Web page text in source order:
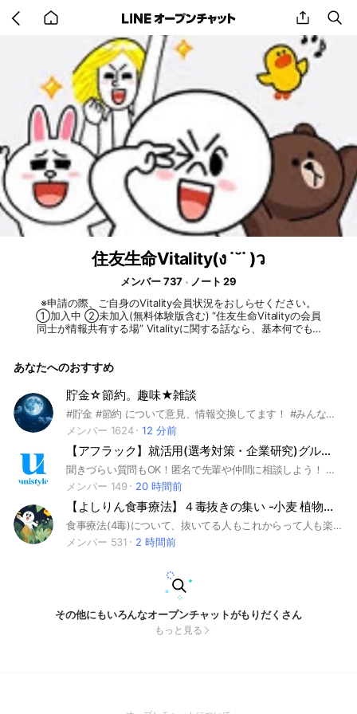
back
home
share
住友生命Vitality(ง ˙˘˙ )ว
メンバー 737
ノート 29
※申請の際、ご自身のVitality会員状況をおしらせください。
①加入中 ②未加入(無料体験版含む) “住友生命Vitalityの会員
同士が情報共有する場” Vitalityに関する話なら、基本何でもO
リがどういう状態でどんなことで困っているのか』等なるべく
なってしまいます(笑)
あなたへのおすすめ
貯金☆節約。趣味★雑談
#貯金 #節約 について意見、情報交換してます！ #みんなで楽しく盛り上がりましょう！！
メンバー 1624
12 分前
【アフラック】就活用(選考対策・企業研究)グループ
聞きづらい質問もOK！匿名で先輩や仲間に相談しよう！ 就活サイトunistyleが運営するアフラックの就活情報(選考対策/企業研究)共有グループです。 #就活 #アフラック #保険業界 #インターンシップ #本選考 #unistyle #ユニスタイル #面接 #採用 #内定 #ES #エントリーシート #自己分析 #業界研究 #企業研究 #自己PR #ガクチカ #学生時代頑張ったこと #志何望動機 #webテスト #ウェブテスト #GD #グループディスカッション #グルディス #OB訪問 #企業選び #就活対策 #就活準備 #大手企業 #日系企業 ▼unistyleが運営する保険のオプチャグループ▼ 日本生命 / 第一生命 / 明治安田生命 / 住友生命 / ソニー生命保険 / 東京海上日動あんしん生命保険 / かんぽ生命保険 / アフラック / オリックス生命保険 / 富国生命保険 / プルデンシャル生命保険 / 太陽生命保険 / 朝日生命 / 大樹生命 / 東京海上日動火災保険 / 三井住友海上火災保険 / 損害保険ジャパン / あいおいニッセイ同和損害保険 / ソニー損害保険 ▼アフラックの企業研究はこちらから▼ https://x.gd/3x9R2
メンバー 149
20 時間前
【よしりん食事療法】４毒抜きの集い -小麦 植物油 乳製品 甘いもの-
食事療法(4毒)について、抜いてる人もこれからって人も楽しく交流しましょう！
メンバー 531
2 時間前
その他にもいろんなオープンチャットがもりだくさん
もっと見る